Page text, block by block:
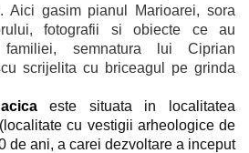
Aici gasim pianul Marioarei, sora
fotografii si obiecte ce au
familiei, semnatura lui Ciprian
scrijelita cu briceagul pe grinda
este situata in
localitatea
(localitate cu vestigii arheologice de
de ani, a carei dezvoltare a inceput